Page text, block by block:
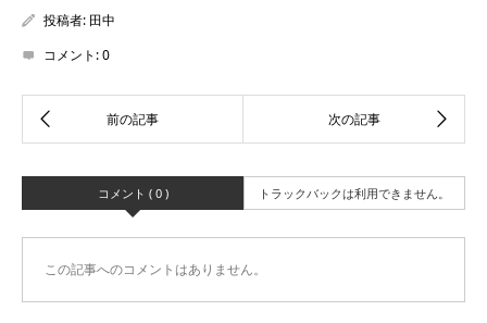
投稿者: 田中
コメント:0
コメント ( 0 ) トラックバックは利用できません。
この記事へのコメントはありません。